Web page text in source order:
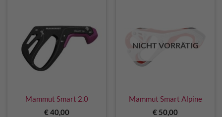
Mammut Smart 2.0
€40,00
NICHT VORRÄTIG
Mammut Smart Alpine
€ 50,00